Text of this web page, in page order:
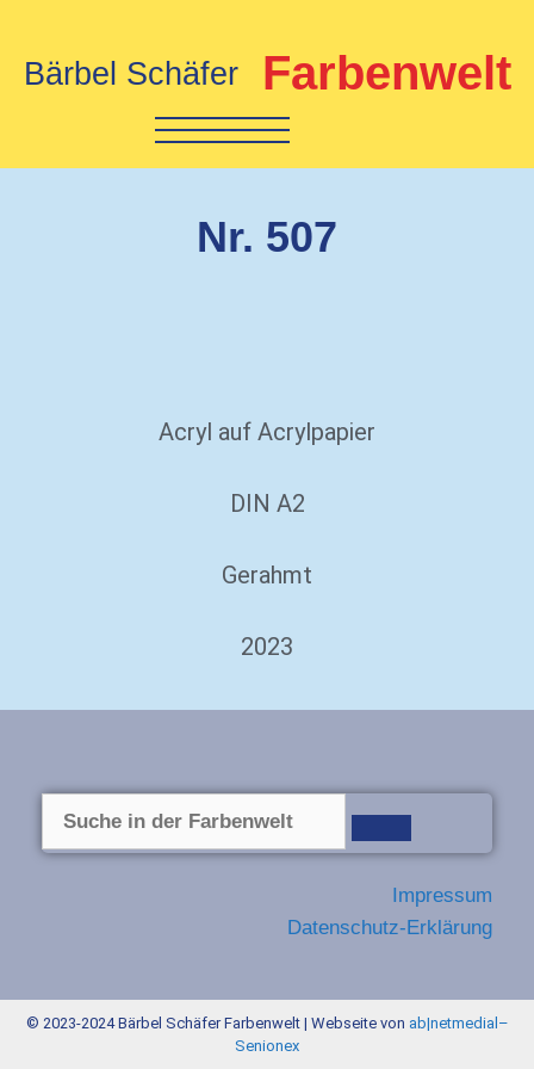
Bärbel Schäfer Farbenwelt
Nr. 507
Acryl auf Acrylpapier
DIN A2
Gerahmt
2023
Impressum
Datenschutz-Erklärung
© 2023-2024 Bärbel Schäfer Farbenwelt | Webseite von ab|netmedial –
Senionex